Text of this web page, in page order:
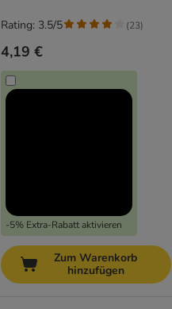
4,19 €
-5% Extra-Rabatt aktivieren
Rating: 3.5/5 (23)
Zum Warenkorb
hinzufügen